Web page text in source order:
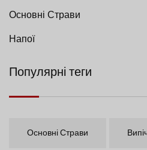
Основні Страви
Напої
Популярні теги
Основні Страви